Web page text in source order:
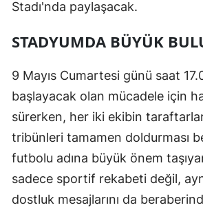
Stadı'nda paylaşacak.
STADYUMDA BÜYÜK
9 Mayıs Cumartesi günü saat
başlayacak olan mücadele için
sürerken, her iki ekibin
tribünleri tamamen doldurması
futbolu adına büyük önem
sadece sportif rekabeti değil,
dostluk mesajlarını da